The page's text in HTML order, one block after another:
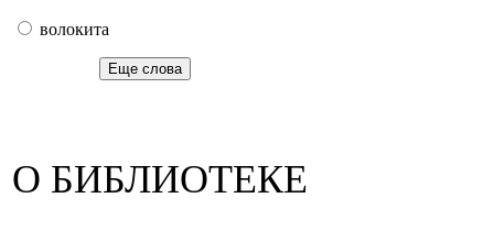
волокита
Еще слова
О БИБЛИОТЕКЕ